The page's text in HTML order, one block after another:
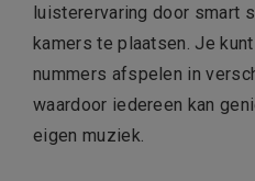
luisterervaring door smart
kamers te plaatsen. Je
nummers afspelen in
waardoor iedereen kan
eigen muziek.